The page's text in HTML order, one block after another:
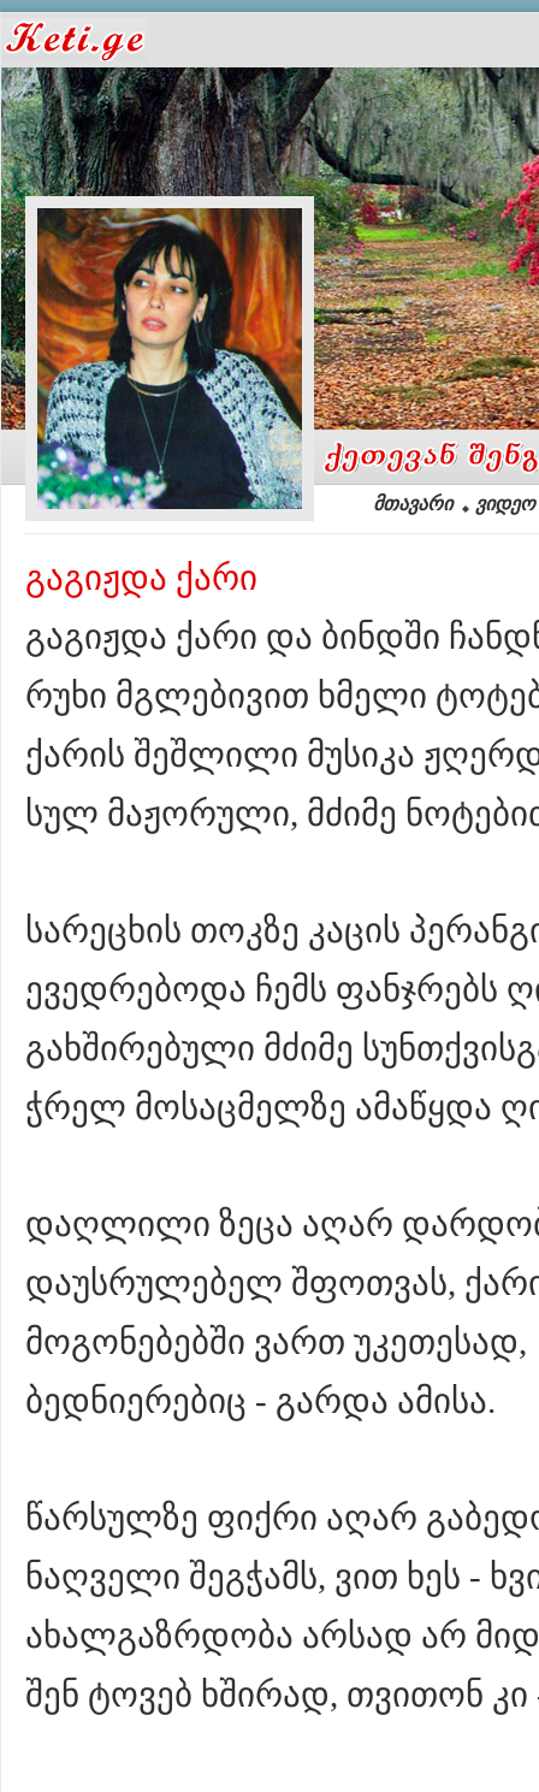
მთავარი ვიდეო
გაგიჟდა ქარი
გაგიჟდა ქარი და ბინდში
რუხი მგლებივით ხმელი
ქარის შეშლილი მუსიკა
სულ მაჟორული, მძიმე
სარეცხის თოკზე კაცის
ევედრებოდა ჩემს ფანჯრებს
გახშირებული მძიმე
ჭრელ მოსაცმელზე ამაწყდა
დაღლილი ზეცა აღარ
დაუსრულებელ შფოთვას,
მოგონებებში ვართ უკეთესად,
ბედნიერებიც - გარდა ამისა.
წარსულზე ფიქრი აღარ
ნაღველი შეგჭამს, ვით ხეს -
ახალგაზრდობა არსად არ
შენ ტოვებ ხშირად, თვითონ კი